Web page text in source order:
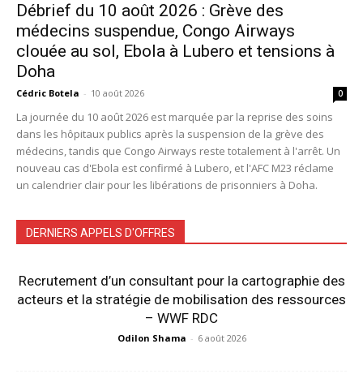
Débrief du 10 août 2026 : Grève des
médecins suspendue, Congo Airways
clouée au sol, Ebola à Lubero et tensions à
Doha
Cédric Botela - 10 août 2026 0
La journée du 10 août 2026 est marquée par la reprise des soins
dans les hôpitaux publics après la suspension de la grève des
médecins, tandis que Congo Airways reste totalement à l'arrêt. Un
nouveau cas d'Ebola est confirmé à Lubero, et l'AFC M23 réclame
un calendrier clair pour les libérations de prisonniers à Doha.
DERNIERS APPELS D'OFFRES
Recrutement d’un consultant pour la cartographie des
acteurs et la stratégie de mobilisation des ressources
– WWF RDC
Odilon Shama - 6 août 2026